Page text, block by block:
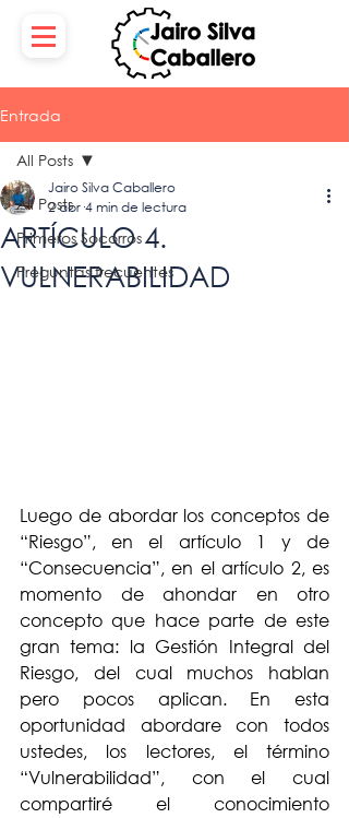
Entrada
All Posts
Primeros Socorros
Preguntas frecuentes
All Posts
ARTÍCULO 4.
VULNERABILIDAD
Jairo Silva Caballero
2 abr 4 min de lectura
Luego de abordar los conceptos de
“Riesgo”, en el artículo 1 y de
“Consecuencia”, en el artículo 2, es
momento de ahondar en otro
concepto que hace parte de este
gran tema: la Gestión Integral del
Riesgo, del cual muchos hablan
pero pocos aplican. En esta
oportunidad abordare con todos
ustedes, los lectores, el término
“Vulnerabilidad”, con el cual
compartiré el conocimiento